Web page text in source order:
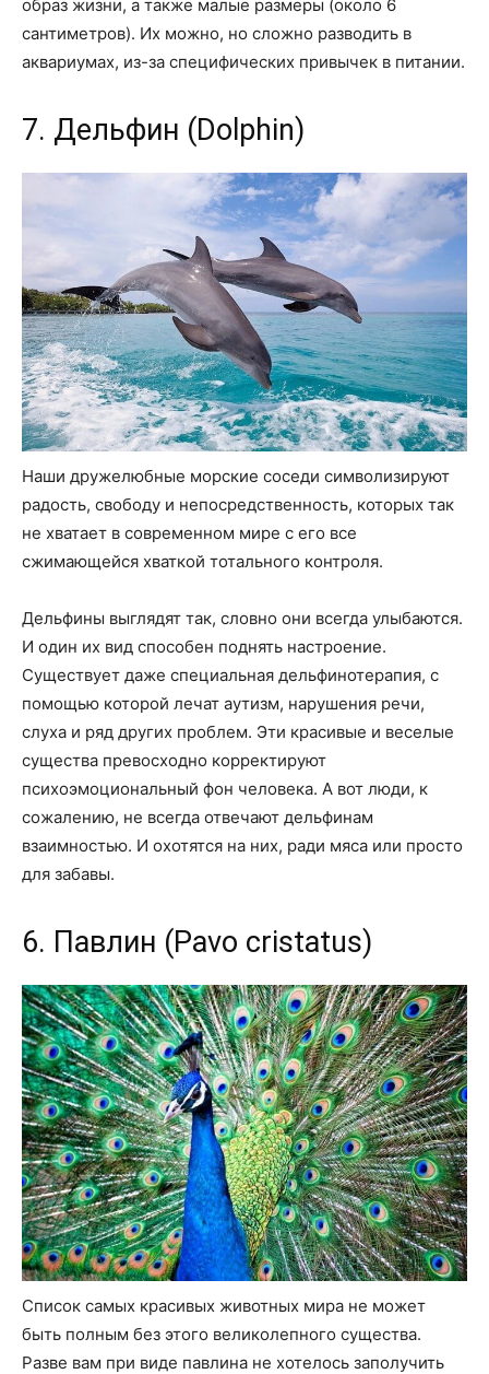
образ жизни, а также малые размеры (около 6
сантиметров). Их можно, но сложно разводить в
аквариумах, из-за специфических привычек в питании.
7. Дельфин (Dolphin)
Наши дружелюбные морские соседи символизируют
радость, свободу и непосредственность, которых так
не хватает в современном мире с его все
сжимающейся хваткой тотального контроля.
Дельфины выглядят так, словно они всегда улыбаются.
И один их вид способен поднять настроение.
Существует даже специальная дельфинотерапия, с
помощью которой лечат аутизм, нарушения речи,
слуха и ряд других проблем. Эти красивые и веселые
существа превосходно корректируют
психоэмоциональный фон человека. А вот люди, к
сожалению, не всегда отвечают дельфинам
взаимностью. И охотятся на них, ради мяса или просто
для забавы.
6. Павлин (Pavo cristatus)
Список самых красивых животных мира не может
быть полным без этого великолепного существа.
Разве вам при виде павлина не хотелось заполучить